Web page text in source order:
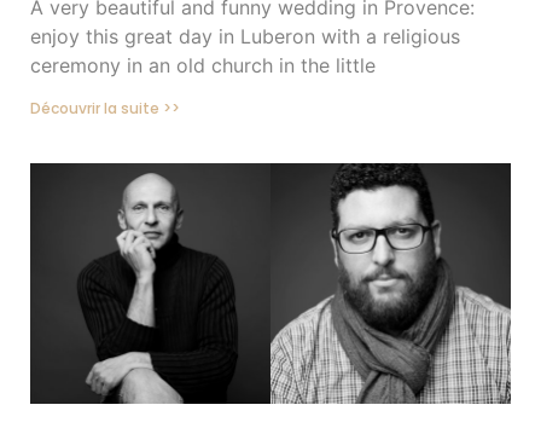
A very beautiful and funny wedding in Provence:
enjoy this great day in Luberon with a religious
ceremony in an old church in the little
Découvrir la suite >>